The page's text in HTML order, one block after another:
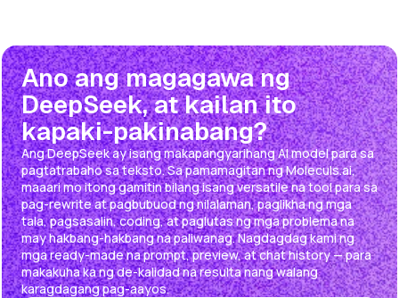
Ano ang magagawa ng
DeepSeek, at kailan ito
kapaki-pakinabang?
Ang DeepSeek ay isang makapangyarihang AI model para sa
pagtatrabaho sa teksto. Sa pamamagitan ng Moleculs.ai,
maaari mo itong gamitin bilang isang versatile na tool para sa
pag-rewrite at pagbubuod ng nilalaman, paglikha ng mga
tala, pagsasalin, coding, at paglutas ng mga problema na
may hakbang-hakbang na paliwanag. Nagdagdag kami ng
mga ready-made na prompt, preview, at chat history — para
makakuha ka ng de-kalidad na resulta nang walang
karagdagang pag-aayos.